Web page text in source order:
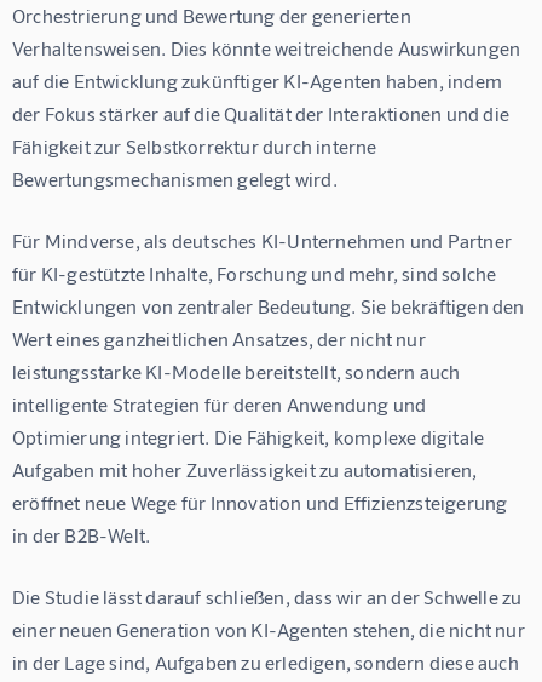
Orchestrierung und Bewertung der generierten
Verhaltensweisen. Dies könnte weitreichende Auswirkungen
auf die Entwicklung zukünftiger KI-Agenten haben, indem
der Fokus stärker auf die Qualität der Interaktionen und die
Fähigkeit zur Selbstkorrektur durch interne
Bewertungsmechanismen gelegt wird.
Für Mindverse, als deutsches KI-Unternehmen und Partner
für KI-gestützte Inhalte, Forschung und mehr, sind solche
Entwicklungen von zentraler Bedeutung. Sie bekräftigen den
Wert eines ganzheitlichen Ansatzes, der nicht nur
leistungsstarke KI-Modelle bereitstellt, sondern auch
intelligente Strategien für deren Anwendung und
Optimierung integriert. Die Fähigkeit, komplexe digitale
Aufgaben mit hoher Zuverlässigkeit zu automatisieren,
eröffnet neue Wege für Innovation und Effizienzsteigerung
in der B2B-Welt.
Die Studie lässt darauf schließen, dass wir an der Schwelle zu
einer neuen Generation von KI-Agenten stehen, die nicht nur
in der Lage sind, Aufgaben zu erledigen, sondern diese auch